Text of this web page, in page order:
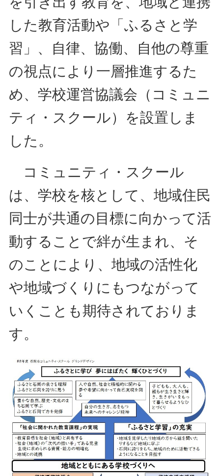
した教育活動や「ふるさと学
習」、自律、協働、自他の尊重
の視点により一層推進するた
め、学校運営協議会（コミュニ
ティ・スクール）を設置しま
した。
コミュニティ・スクール
は、学校を核として、地域住民
同士が共通の目標に向かって活
動することで絆が生まれ、そ
のことにより、地域の活性化
や地域づくりにもつながって
いくことも期待されておりま
す。